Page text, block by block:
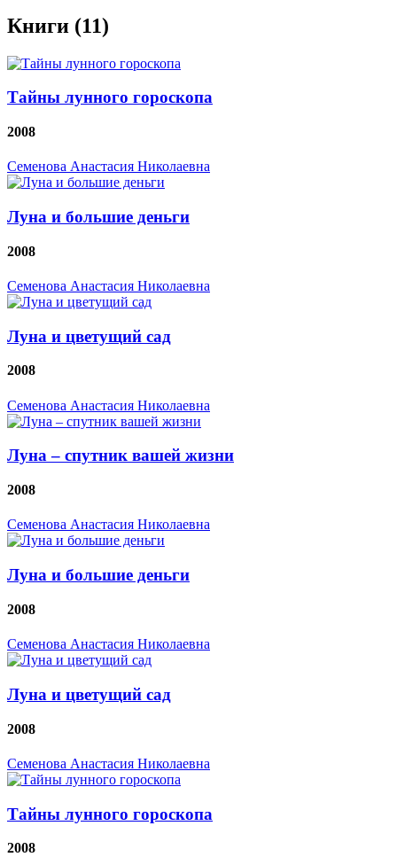
Книги (11)
Тайны лунного гороскопа
2008
Семенова Анастасия Николаевна
Луна и большие деньги
2008
Семенова Анастасия Николаевна
Луна и цветущий сад
2008
Семенова Анастасия Николаевна
Луна – спутник вашей жизни
2008
Семенова Анастасия Николаевна
Луна и большие деньги
2008
Семенова Анастасия Николаевна
Луна и цветущий сад
2008
Семенова Анастасия Николаевна
Тайны лунного гороскопа
2008